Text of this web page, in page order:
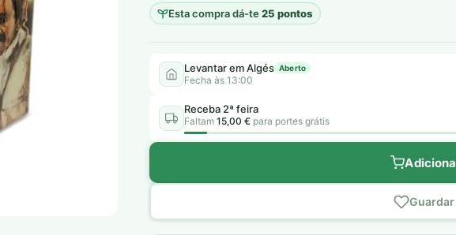
Esta compra dá-te25 pontos
Levantar em Algés Aberto
Fecha às 13:00
Receba 2ª feira
Faltam 15,00 € para portes grátis